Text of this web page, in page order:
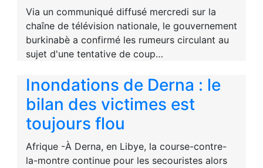
Via un communiqué diffusé mercredi sur la
chaîne de télévision nationale, le gouvernement
burkinabè a confirmé les rumeurs circulant au
sujet d'une tentative de coup…
Inondations de Derna : le
bilan des victimes est
toujours flou
Afrique -À Derna, en Libye, la course-contre-
la-montre continue pour les secouristes alors